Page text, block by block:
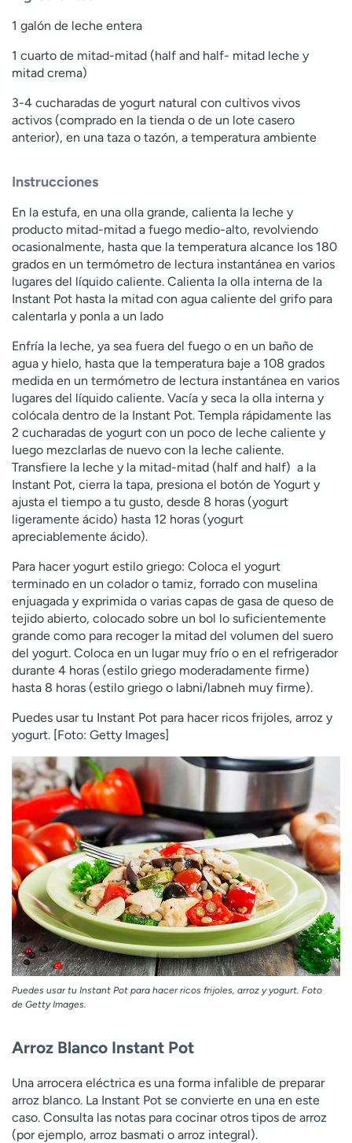
1 galón de leche entera
1 cuarto de mitad-mitad (half and half- mitad leche y
mitad crema)
3-4 cucharadas de yogurt natural con cultivos vivos
activos (comprado en la tienda o de un lote casero
anterior), en una taza o tazón, a temperatura ambiente
Instrucciones
En la estufa, en una olla grande, calienta la leche y
producto mitad-mitad a fuego medio-alto, revolviendo
ocasionalmente, hasta que la temperatura alcance los 180
grados en un termómetro de lectura instantánea en varios
lugares del líquido caliente. Calienta la olla interna de la
Instant Pot hasta la mitad con agua caliente del grifo para
calentarla y ponla a un lado
Enfría la leche, ya sea fuera del fuego o en un baño de
agua y hielo, hasta que la temperatura baje a 108 grados
medida en un termómetro de lectura instantánea en varios
lugares del líquido caliente. Vacía y seca la olla interna y
colócala dentro de la Instant Pot. Templa rápidamente las
2 cucharadas de yogurt con un poco de leche caliente y
luego mezclarlas de nuevo con la leche caliente.
Transfiere la leche y la mitad-mitad (half and half) a la
Instant Pot, cierra la tapa, presiona el botón de Yogurt y
ajusta el tiempo a tu gusto, desde 8 horas (yogurt
ligeramente ácido) hasta 12 horas (yogurt
apreciablemente ácido).
Para hacer yogurt estilo griego: Coloca el yogurt
terminado en un colador o tamiz, forrado con muselina
enjuagada y exprimida o varias capas de gasa de queso de
tejido abierto, colocado sobre un bol lo suficientemente
grande como para recoger la mitad del volumen del suero
del yogurt. Coloca en un lugar muy frío o en el refrigerador
durante 4 horas (estilo griego moderadamente firme)
hasta 8 horas (estilo griego o labni/labneh muy firme).
Puedes usar tu Instant Pot para hacer ricos frijoles, arroz y
yogurt. [Foto: Getty Images]
Puedes usar tu Instant Pot para hacer ricos frijoles, arroz y yogurt. Foto
de Getty Images.
Arroz Blanco Instant Pot
Una arrocera eléctrica es una forma infalible de preparar
arroz blanco. La Instant Pot se convierte en una en este
caso. Consulta las notas para cocinar otros tipos de arroz
(por ejemplo, arroz basmati o arroz integral).